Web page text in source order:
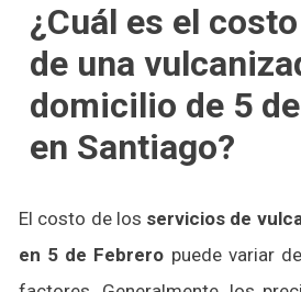
¿Cuál es el
de una
domicilio de 5
en Santiago?
El costo de los servicios de
en 5 de Febrero puede variar